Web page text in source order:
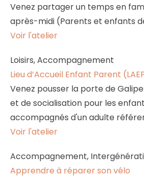
Venez partager un temps en
après-midi (Parents et enfants
Voir l'atelier
Loisirs, Accompagnement
Lieu d’Accueil Enfant Parent
Venez pousser la porte de
et de socialisation pour les
accompagnés d'un adulte
Voir l'atelier
Accompagnement,
Apprendre à réparer son vélo